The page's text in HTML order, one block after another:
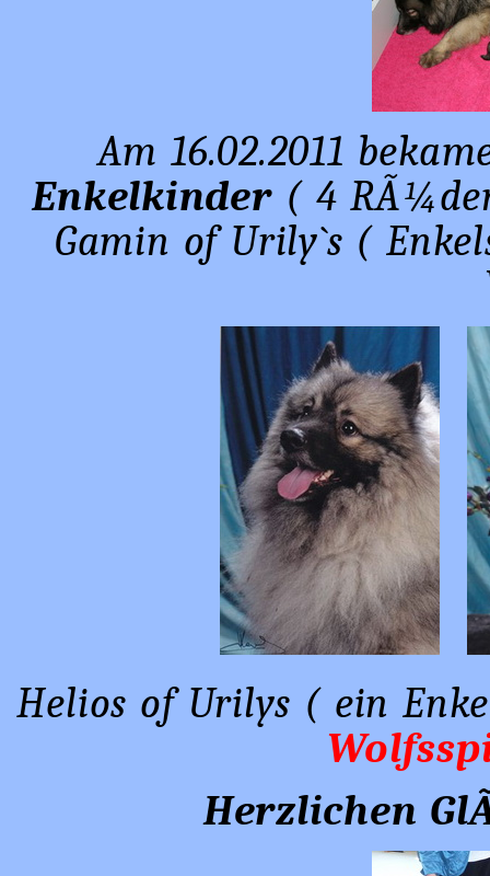
Am 16.02.2011
Enkelkinder( 4
Gamin of Urily`s (
Helios of Urilys ( ein
Herzlichen